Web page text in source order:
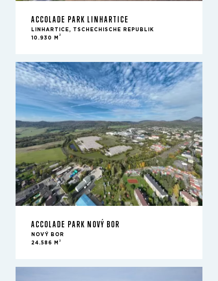
ACCOLADE PARK LINHARTICE
LINHARTICE, TSCHECHISCHE REPUBLIK
10.930 M
2
ACCOLADE PARK NOVÝ BOR
NOVÝ BOR
24.586 M
2